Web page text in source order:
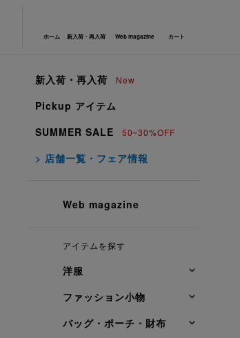
ホーム 新入荷・再入荷 Web magazine カート
新入荷・再入荷 New
Pickup アイテム
SUMMER SALE
50~30%OFF
> 店舗一覧・フェア情報
Web magazine
アイテムを探す
洋服
ファッション小物
バッグ・ポーチ・財布